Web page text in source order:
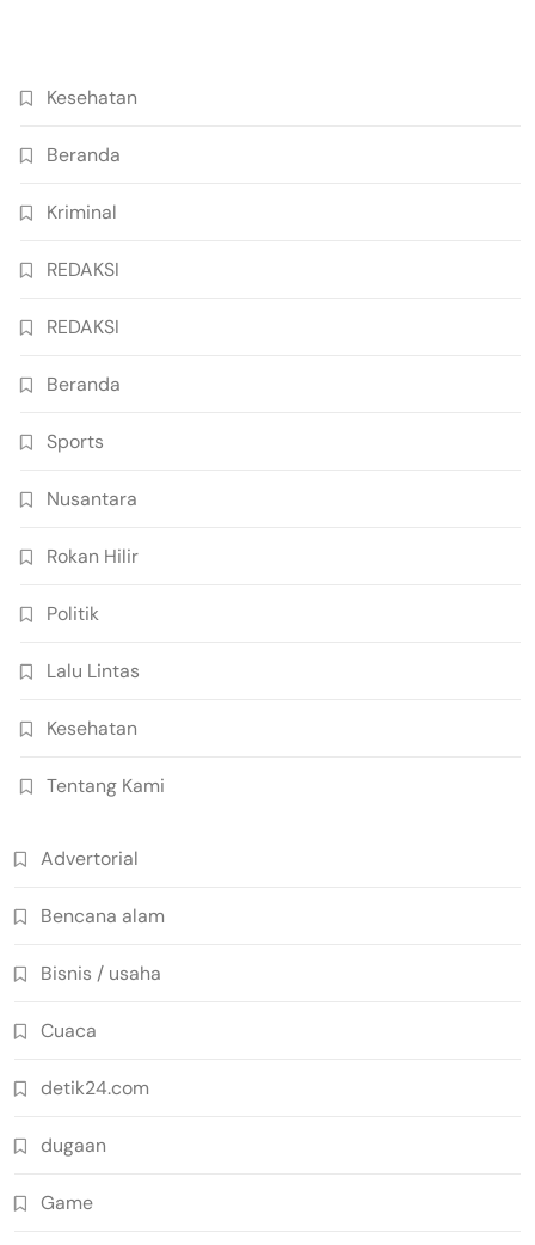
Kesehatan
Beranda
Kriminal
REDAKSI
REDAKSI
Beranda
Sports
Nusantara
Rokan Hilir
Politik
Lalu Lintas
Kesehatan
Tentang Kami
Advertorial
Bencana alam
Bisnis / usaha
Cuaca
detik24.com
dugaan
Game